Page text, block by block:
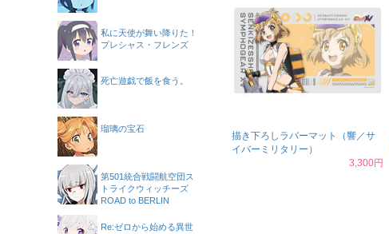
描き下ろしラバーマット（響／サ
イバーミリタリー）
3,300円
私に天使が舞い降りた！
プレシャス・フレンズ
死亡遊戯で飯を食う。
瑠璃の宝石
第501統合戦闘航空団ス
トライクウィッチーズ
ROAD to BERLIN
Re:ゼロから始める異世